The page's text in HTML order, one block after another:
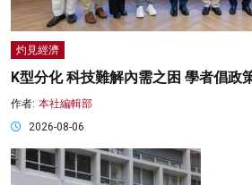
灼見經濟
K型分化 科技難解內需之困 學者倡政
作者: 本社編輯部
2026-08-06